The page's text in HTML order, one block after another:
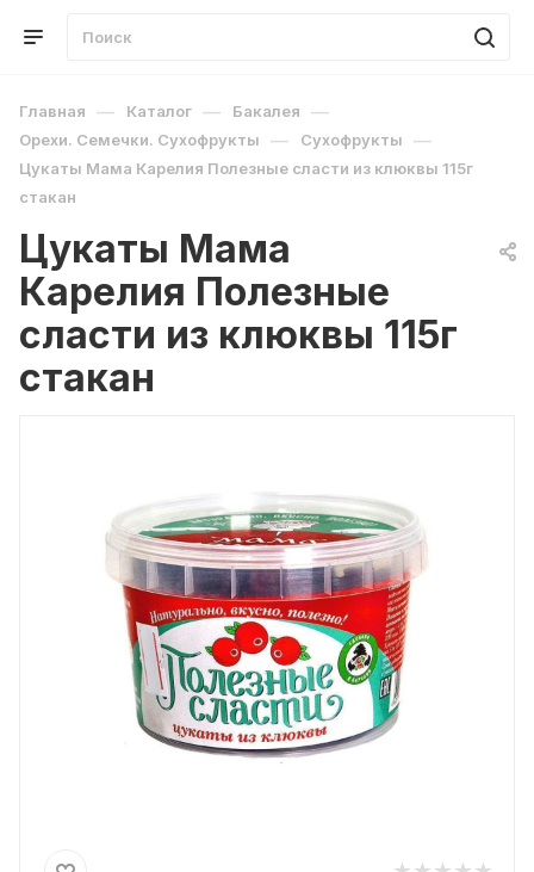
Главная — Каталог — Бакалея —
Орехи. Семечки. Сухофрукты — Сухофрукты —
Цукаты Мама Карелия Полезные сласти из клюквы 115г
стакан
Цукаты Мама
Карелия Полезные
сласти из клюквы 115г
стакан